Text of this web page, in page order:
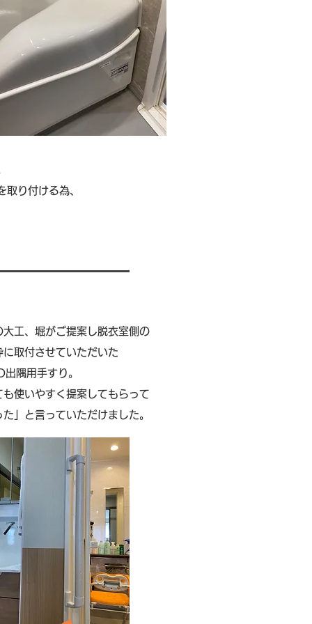
り付ける為、
大工、堀がご提案し脱衣室側の
に取付させていただいた
隅用手すり。
も使いやすく提案してもらって
た」と言っていただけました。